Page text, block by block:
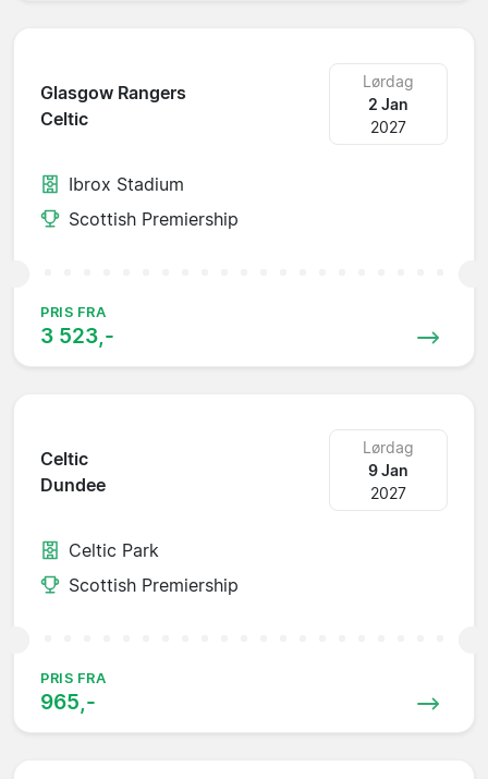
Glasgow Rangers
Celtic
Lørdag
2 Jan
2027
Ibrox Stadium
Scottish Premiership
PRIS FRA
3 523,-
Celtic
Dundee
Lørdag
9 Jan
2027
Celtic Park
Scottish Premiership
PRIS FRA
965,-